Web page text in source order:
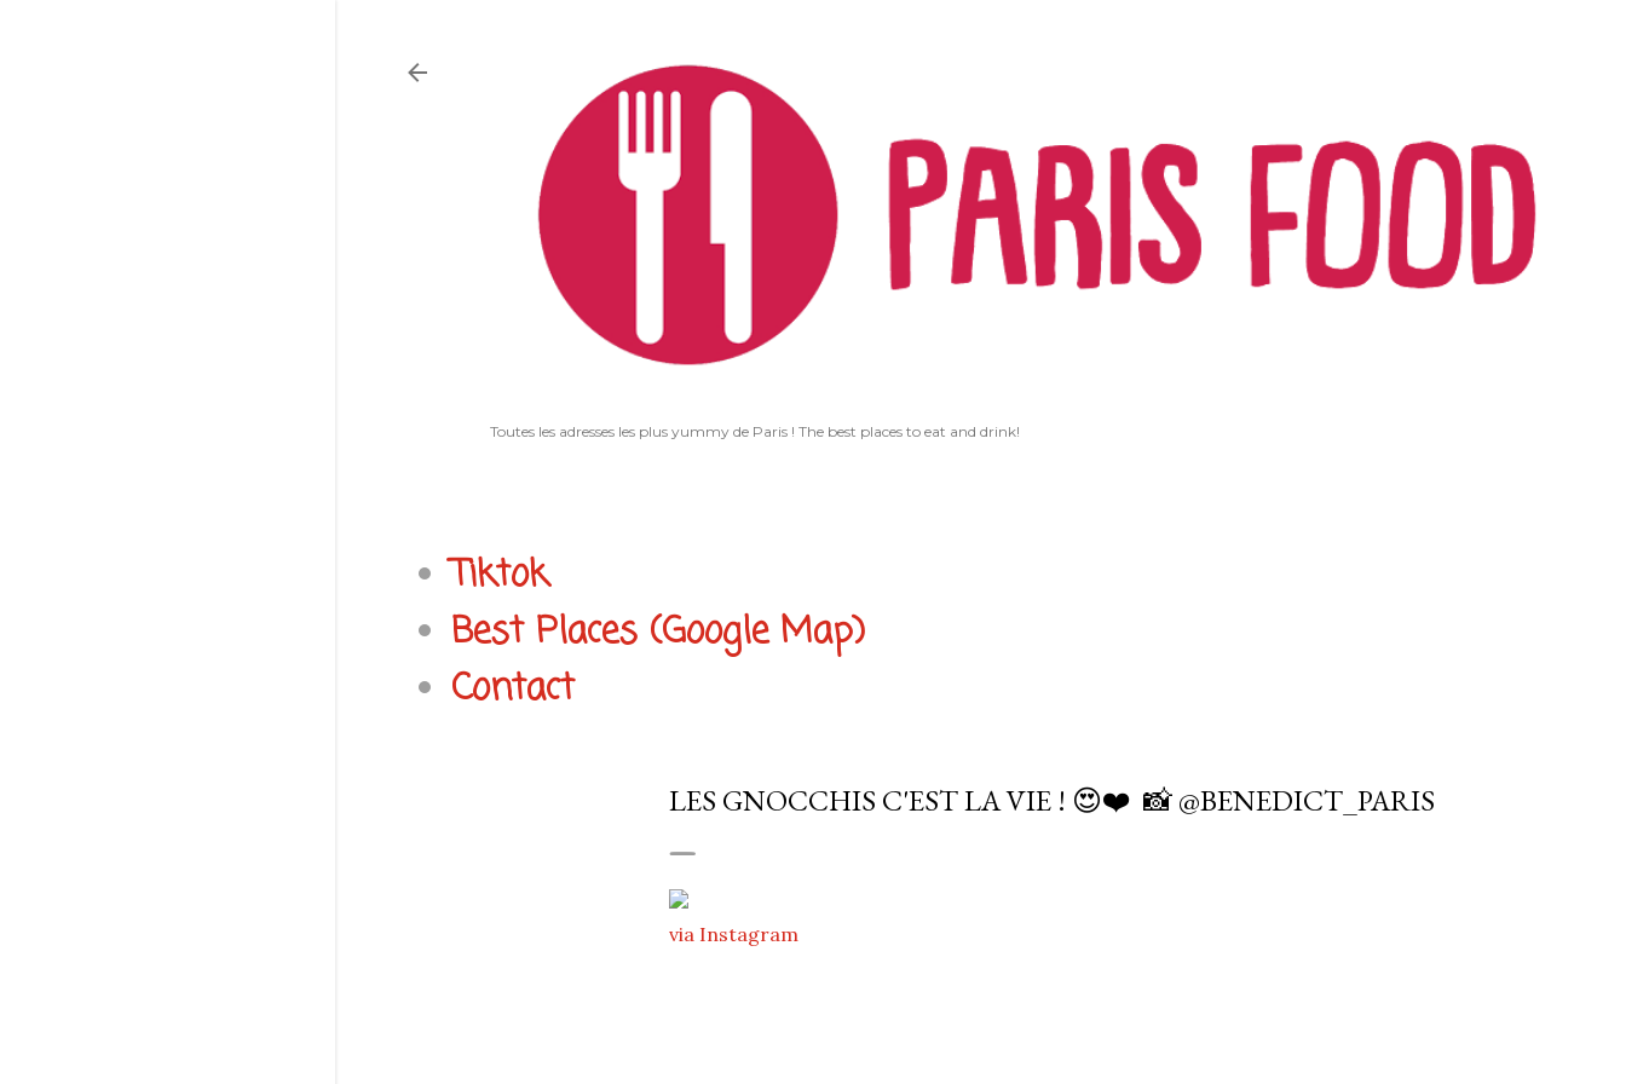
Toutes les adresses les plus yummy de Paris ! The best places to eat and drink!
Tiktok
Best Places (Google Map)
Contact
LES GNOCCHIS C'EST LA VIE ! 😍❤️⁠ ⁠ 📸 @BENEDICT_PARIS
via Instagram